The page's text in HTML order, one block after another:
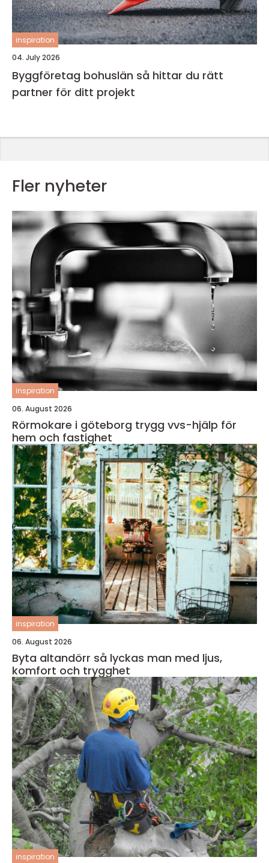
inspiration
04. July 2026
Byggföretag bohuslän så hittar du rätt
partner för ditt projekt
Fler nyheter
inspiration
06. August 2026
Rörmokare i göteborg trygg vvs-hjälp för
hem och fastighet
inspiration
06. August 2026
Byta altandörr så lyckas man med ljus,
komfort och trygghet
inspiration